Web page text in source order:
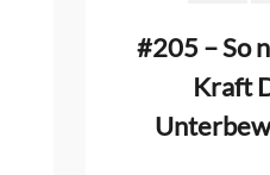
#205 – So
Kraft